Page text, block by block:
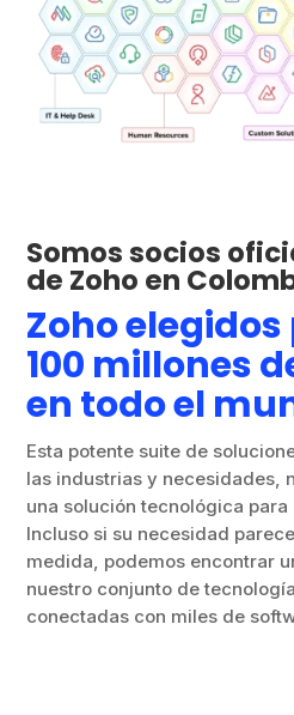
Somos socios
de Zoho en
Zoho
100 millones
en todo el
Esta potente suite de
las industrias y necesidades,
una solución tecnológica
Incluso si su necesidad
medida, podemos encontrar
nuestro conjunto de
conectadas con miles de